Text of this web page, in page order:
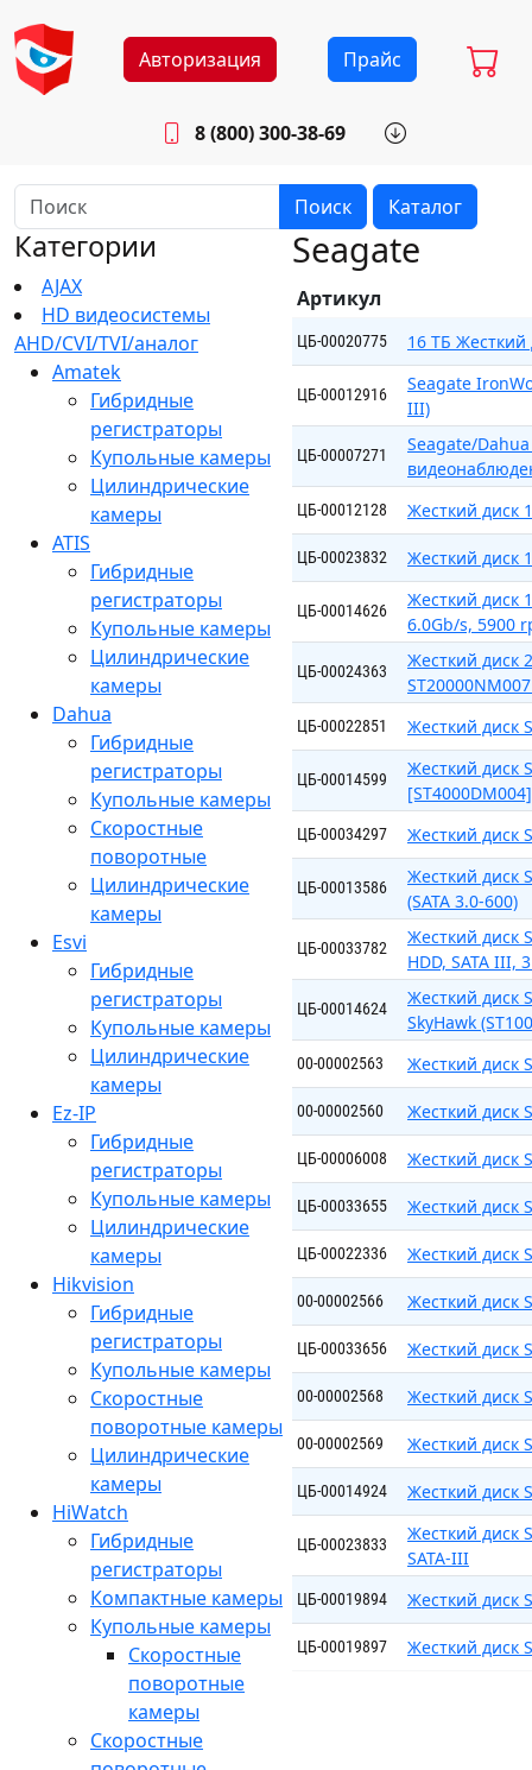
Авторизация Прайс
8 (800) 300-38-69
Будни: 8.30 - 17.00
Поиск Каталог
Категории
AJAX
HD видеосистемы
AHD/CVI/TVI/аналог
Amatek
Гибридные
регистраторы
Купольные камеры
Цилиндрические
камеры
ATIS
Гибридные
регистраторы
Купольные камеры
Цилиндрические
камеры
Dahua
Гибридные
регистраторы
Купольные камеры
Скоростные
поворотные
Цилиндрические
камеры
Esvi
Гибридные
регистраторы
Купольные камеры
Цилиндрические
камеры
Ez-IP
Гибридные
регистраторы
Купольные камеры
Цилиндрические
камеры
Hikvision
Гибридные
регистраторы
Купольные камеры
Скоростные
поворотные камеры
Цилиндрические
камеры
HiWatch
Гибридные
регистраторы
Компактные камеры
Купольные камеры
Скоростные
поворотные
камеры
Скоростные
Seagate
Артикул
ЦБ-00020775 16 ТБ Жесткий
ЦБ-00012916
Seagate
III)
ЦБ-00007271
Seagate/Dahua
ЦБ-00012128 Жесткий диск
ЦБ-00023832 Жесткий диск
ЦБ-00014626
Жесткий диск
6.0Gb/s, 5900
ЦБ-00024363
Жесткий диск
ЦБ-00022851 Жесткий диск
ЦБ-00014599
Жесткий диск
ЦБ-00034297 Жесткий диск
ЦБ-00013586
Жесткий диск
(SATA 3.0-600)
ЦБ-00033782
Жесткий диск
HDD, SATA III,
ЦБ-00014624
Жесткий диск
SkyHawk
00-00002563 Жесткий диск
00-00002560 Жесткий диск
ЦБ-00006008 Жесткий диск
ЦБ-00033655 Жесткий диск
ЦБ-00022336 Жесткий диск
00-00002566 Жесткий диск
ЦБ-00033656 Жесткий диск
00-00002568 Жесткий диск
00-00002569 Жесткий диск
ЦБ-00014924 Жесткий диск
ЦБ-00023833
Жесткий диск
SATA-III
ЦБ-00019894 Жесткий диск
ЦБ-00019897 Жесткий диск